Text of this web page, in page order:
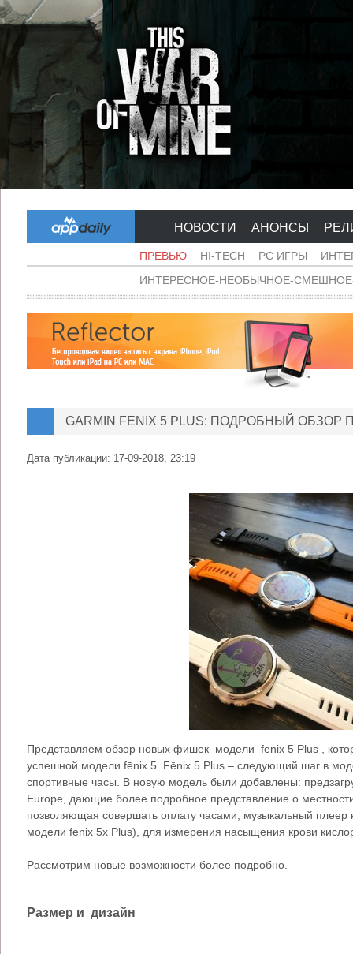
НОВОСТИ АНОНСЫ
ПРЕВЬЮ HI-TECH PC ИГРЫ
ИНТЕРЕСНОЕ-НЕОБЫЧНОЕ-
GARMIN FENIX 5 PLUS: ПОДРОБНЫЙ
Дата публикации: 17-09-2018, 23:19
Представляем обзор новых фишек модели fēnix 5 Plus ,
успешной модели fēnix 5. Fēnix 5 Plus – следующий шаг в
спортивные часы. В новую модель были добавлены:
Europe, дающие более подробное представление о
позволяющая совершать оплату часами, музыкальный плеер
модели fenix 5x Plus), для измерения насыщения крови
Рассмотрим новые возможности более подробно.
Размер и дизайн